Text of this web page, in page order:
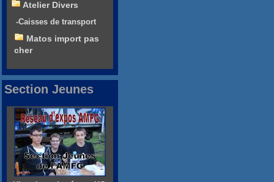
Atelier Divers
-Caisses de transport
Matos import pas
cher
Section Jeunes